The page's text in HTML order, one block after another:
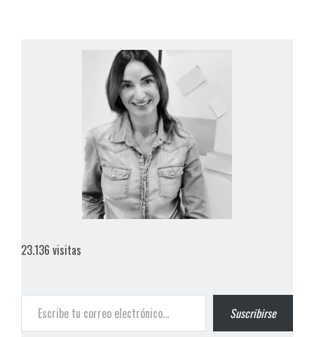
23.136 visitas
Escribe tu correo electrónico…
Suscribirse